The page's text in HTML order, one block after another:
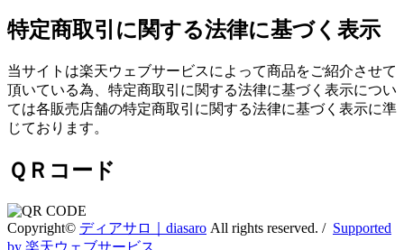
特定商取引に関する法律に基づく表示
当サイトは楽天ウェブサービスによって商品をご紹介させて
頂いている為、特定商取引に関する法律に基づく表示につい
ては各販売店舗の特定商取引に関する法律に基づく表示に準
じております。
ＱＲコード
Copyright© ディアサロ｜diasaro All rights reserved. / Supported
by 楽天ウェブサービス